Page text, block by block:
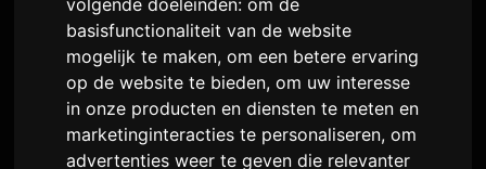
volgende doeleinden:om de
basisfunctionaliteit van de website
mogelijk te maken,om een betere ervaring
op de website te bieden,om uw interesse
in onze producten en diensten te meten en
marketinginteracties te personaliseren,om
advertenties weer te geven die relevanter
The Prince of Tennis Anime
Start 25e Jubileumjaar
DoorSam
4 juni 2026